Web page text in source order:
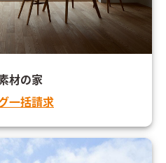
材の家
一括請求